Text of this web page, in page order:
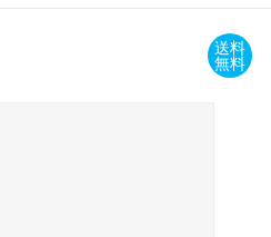
送料
無料